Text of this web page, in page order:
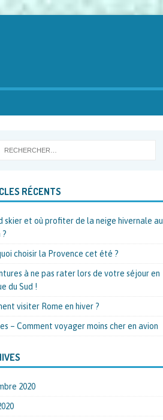
RÉCENTS
skier et où profiter de la neige hivernale au
?
choisir la Provence cet été ?
à ne pas rater lors de votre séjour en
du Sud !
visiter Rome en hiver ?
– Comment voyager moins cher en avion
2020